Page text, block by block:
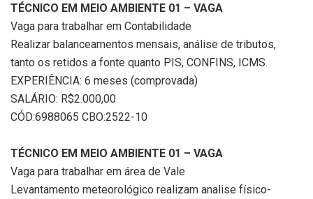
TÉCNICO EM MEIO AMBIENTE 01 – VAGA
Vaga para trabalhar em Contabilidade
Realizar balanceamentos mensais, análise de tributos,
tanto os retidos a fonte quanto PIS, CONFINS, ICMS.
EXPERIÊNCIA: 6 meses (comprovada)
SALÁRIO: R$2.000,00
CÓD:6988065 CBO:2522-10
TÉCNICO EM MEIO AMBIENTE 01 – VAGA
Vaga para trabalhar em área de Vale
Levantamento meteorológico realizam analise físico-